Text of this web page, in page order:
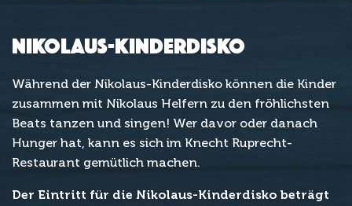
Nikolaus-Kinderdisko
Während der Nikolaus-Kinderdisko können die Kinder
zusammen mit Nikolaus Helfern zu den fröhlichsten
Beats tanzen und singen! Wer davor oder danach
Hunger hat, kann es sich im Knecht Ruprecht-
Restaurant gemütlich machen.
Der Eintritt für die Nikolaus-Kinderdisko beträgt